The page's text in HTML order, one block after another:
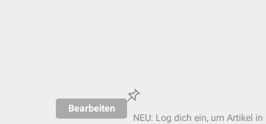
Bearbeiten
NEU: Log dich ein, um Artikel